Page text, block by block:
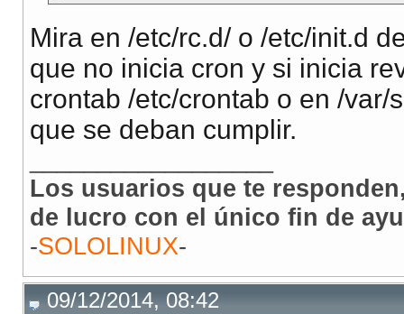
Mira en /etc/rc.d/ o /etc/init.d
que no inicia cron y si inicia
crontab /etc/crontab o en /
que se deban cumplir.
Los usuarios que te
de lucro con el único fin de
-SOLOLINUX-
09/12/2014, 08:42